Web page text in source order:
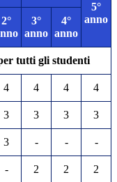
5°
anno
2°
3°
anno
4°
anno
tutti gli studenti
4 4 4 4
3 3 3 3
3 - - -
- 2 2 2